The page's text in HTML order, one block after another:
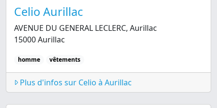
Celio Aurillac
AVENUE DU GENERAL LECLERC, Aurillac
15000 Aurillac
homme vêtements
Plus d'infos sur Celio à Aurillac